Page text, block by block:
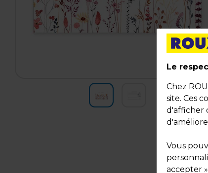
Le
Chez
site. Ces
d'afficher
Vous
accepter